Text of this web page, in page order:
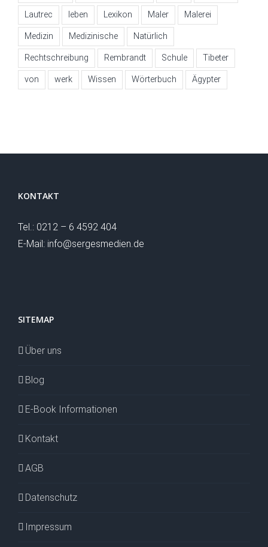
Lautrec leben Lexikon Maler Malerei
Medizin Medizinische Natürlich
Rechtschreibung Rembrandt Schule Tibeter
von werk Wissen Wörterbuch Ägypter
KONTAKT
Tel.: 0212 – 6 4592 404
E-Mail: info@sergesmedien.de
SITEMAP
Über uns
Blog
E-Book Informationen
Kontakt
AGB
Datenschutz
Impressum